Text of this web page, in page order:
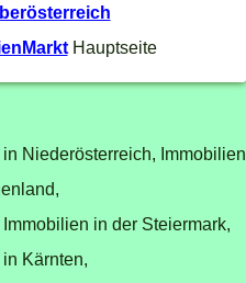
Hauptseite
Niederösterreich, Immobilien
Immobilien in der Steiermark,
Kärnten,